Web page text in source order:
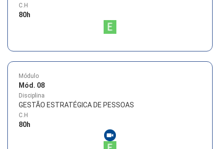
C.H
80h
Módulo
Mód. 08
Disciplina
GESTÃO ESTRATÉGICA DE PESSOAS
C.H
80h